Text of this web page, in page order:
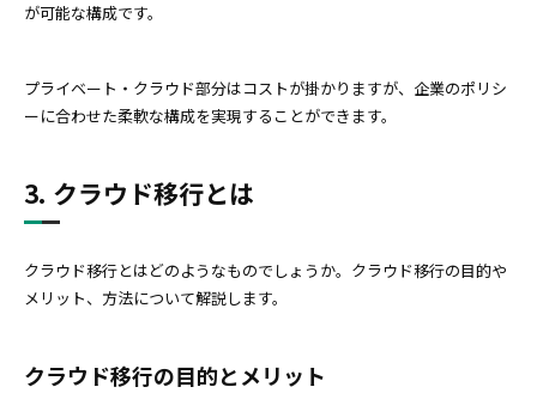
が可能な構成です。
プライベート・クラウド部分はコストが掛かりますが、企業のポリシ
ーに合わせた柔軟な構成を実現することができます。
3. クラウド移行とは
クラウド移行とはどのようなものでしょうか。クラウド移行の目的や
メリット、方法について解説します。
クラウド移行の目的とメリット